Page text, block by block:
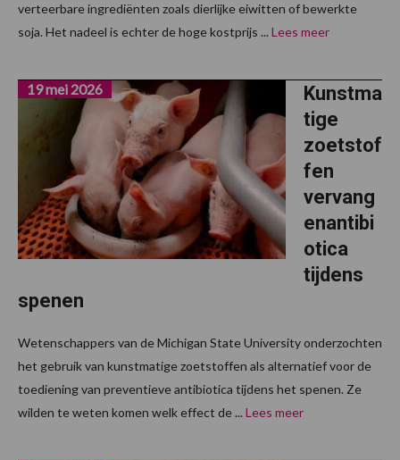
verteerbare ingrediënten zoals dierlijke eiwitten of bewerkte
soja. Het nadeel is echter de hoge kostprijs ... Lees meer
Kunstma
tige
zoetstof
fen
vervang
enantibi
otica
tijdens
spenen
19 mei 2026
Wetenschappers van de Michigan State University onderzochten
het gebruik van kunstmatige zoetstoffen als alternatief voor de
toediening van preventieve antibiotica tijdens het spenen. Ze
wilden te weten komen welk effect de ... Lees meer